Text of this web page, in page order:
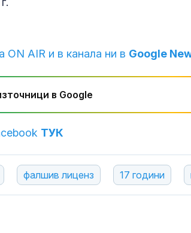
ON AIR и в канала ни в Google
в Google
ТУК
фалшив лиценз 17 години